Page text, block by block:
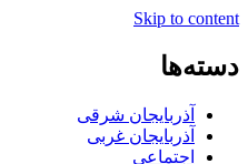
Skip to content
دسته‌ها
آذربایجان شرقی
آذربایجان غربی
اجتماعی